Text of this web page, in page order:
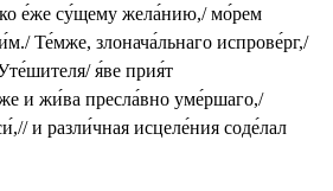
е́же су́щему жела́нию,/ мо́рем
Те́мже, злонача́льнаго испрове́рг,/
я́ве прия́т
и жи́ва пресла́вно уме́ршаго,/
и разли́чная исцеле́ния соде́лал